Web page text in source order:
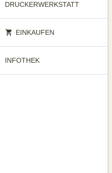
DRUCKERWERKSTATT
EINKAUFEN
INFOTHEK